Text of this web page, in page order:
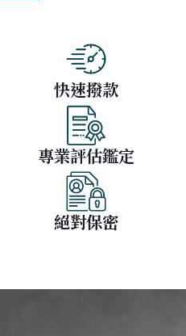
快速撥款
專業評估鑑定
絕對保密